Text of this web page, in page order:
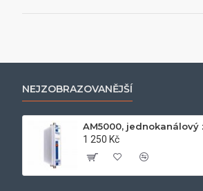
NEJZOBRAZOVANĚJŠÍ
1 250 Kč